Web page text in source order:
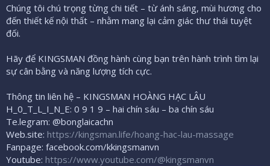
Chúng tôi chú trọng từng chi tiết – từ ánh sáng, mùi hương cho
đến thiết kế nội thất – nhằm mang lại cảm giác thư thái tuyệt
đối.
Hãy để KINGSMAN đồng hành cùng bạn trên hành trình tìm lại
sự cân bằng và năng lượng tích cực.
Thông tin liên hệ – KINGSMAN HOÀNG HẠC LÂU
H_0_T_L_I_N_E: 0 9 1 9 – hai chín sáu – ba chín sáu
Te.legram: @bonglaicachn
Web.site: https://kingsman.life/hoang-hac-lau-massage
Fanpage: facebook.com/kkingsmanvn
Youtube: https://www.youtube.com/@kingsmanvn